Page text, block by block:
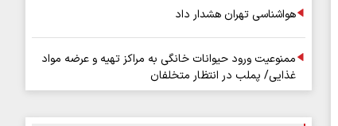
هواشناسی تهران هشدار داد
ممنوعیت ورود حیوانات خانگی به مراکز تهیه و عرضه مواد
غذایی/ پملب در انتظار متخلفان